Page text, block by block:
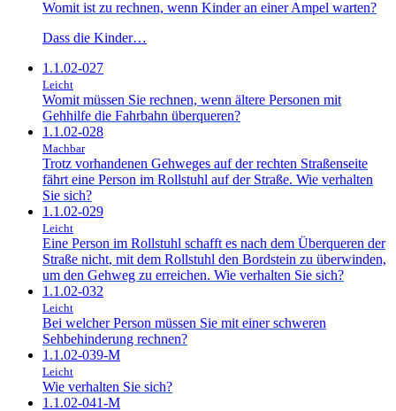
Womit ist zu rechnen, wenn Kinder an einer Ampel warten?
Dass die Kinder…
1.1.02-027
Leicht
Womit müssen Sie rechnen, wenn ältere Personen mit
Gehhilfe die Fahrbahn überqueren?
1.1.02-028
Machbar
Trotz vorhandenen Gehweges auf der rechten Straßenseite
fährt eine Person im Rollstuhl auf der Straße. Wie verhalten
Sie sich?
1.1.02-029
Leicht
Eine Person im Rollstuhl schafft es nach dem Überqueren der
Straße nicht, mit dem Rollstuhl den Bordstein zu überwinden,
um den Gehweg zu erreichen. Wie verhalten Sie sich?
1.1.02-032
Leicht
Bei welcher Person müssen Sie mit einer schweren
Sehbehinderung rechnen?
1.1.02-039-M
Leicht
Wie verhalten Sie sich?
1.1.02-041-M